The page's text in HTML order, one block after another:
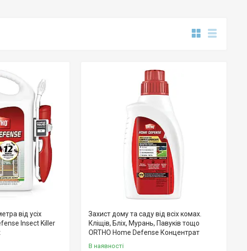
від усіх
Insect Killer
Захист дому та саду від всіх комах.
Кліщів, Бліх, Мурань, Павуків тощо
ORTHO Home Defense Концентрат
В наявності